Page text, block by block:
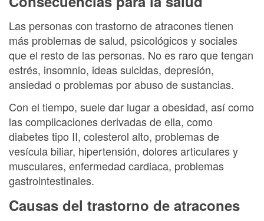
Las personas con trastorno de atracones tienen
más problemas de salud, psicológicos y sociales
que el resto de las personas. No es raro que tengan
estrés, insomnio, ideas suicidas, depresión,
ansiedad o problemas por abuso de sustancias.
Con el tiempo, suele dar lugar a obesidad, así como
las complicaciones derivadas de ella, como
diabetes tipo II, colesterol alto, problemas de
vesícula biliar, hipertensión, dolores articulares y
musculares, enfermedad cardiaca, problemas
gastrointestinales.
Causas del trastorno de atracones